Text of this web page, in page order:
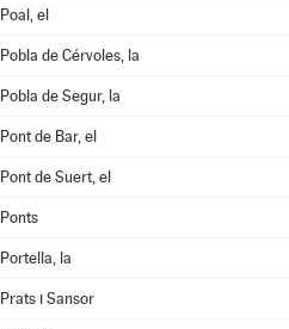
Poal, el
Pobla de Cérvoles, la
Pobla de Segur, la
Pont de Bar, el
Pont de Suert, el
Ponts
Portella, la
Prats i Sansor